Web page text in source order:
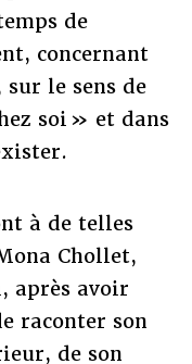
de
concernant
le sens de
soi » et dans
à de telles
Chollet,
après avoir
raconter son
de son